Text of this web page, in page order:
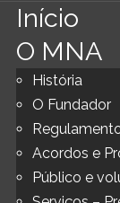
Início
O MNA
História
O Fundador
Acordos e
Público e